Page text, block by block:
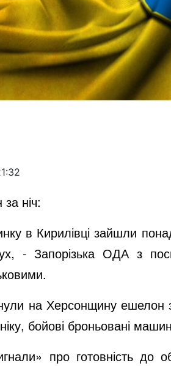
ніч:
в Кирилівці зайшли
- Запорізька ОДА з
на Херсонщину ешелон
бойові броньовані
про готовність до